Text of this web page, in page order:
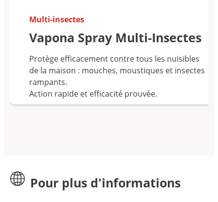
Multi-insectes
Vapona Spray Multi-Insectes
Protège efficacement contre tous les nuisibles
de la maison : mouches, moustiques et insectes
rampants.
Action rapide et efficacité prouvée.
Pour plus d'informations